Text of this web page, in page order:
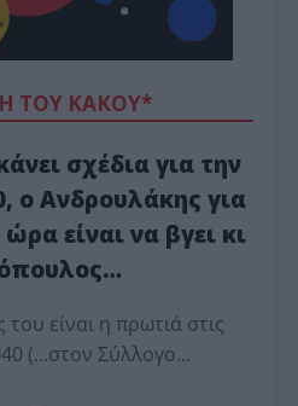
ΤΟΥ ΚΑΚΟΎ*
σχέδια για την
ο Ανδρουλάκης για
είναι να βγει κι
είναι η πρωτιά στις
(…στον Σύλλογο…